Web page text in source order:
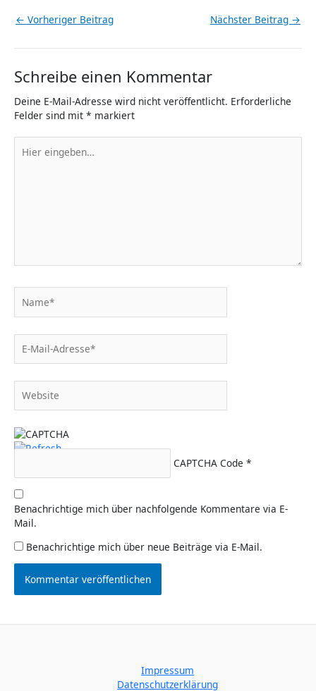
← Vorheriger Beitrag Nächster Beitrag →
Schreibe einen Kommentar
Deine E-Mail-Adresse wird nicht veröffentlicht. Erforderliche
Felder sind mit * markiert
eingeben…
Mail-
Adresse*
CAPTCHA Code *
Benachrichtige mich über nachfolgende Kommentare via E-
Mail.
Benachrichtige mich über neue Beiträge via E-Mail.
Impressum
Datenschutzerklärung